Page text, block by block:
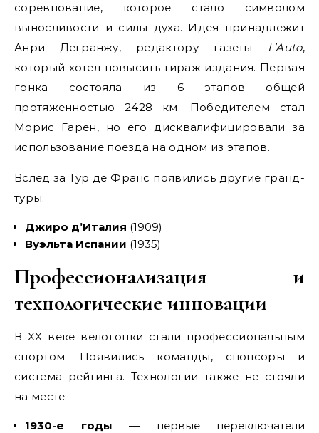
соревнование, которое стало символом
выносливости и силы духа. Идея принадлежит
Анри Дегранжу, редактору газеты L’Auto,
который хотел повысить тираж издания. Первая
гонка состояла из 6 этапов общей
протяженностью 2428 км. Победителем стал
Морис Гарен, но его дисквалифицировали за
использование поезда на одном из этапов.
Вслед за Тур де Франс появились другие гранд-
туры:
Джиро д’Италия (1909)
Вуэльта Испании (1935)
Профессионализация и
технологические инновации
В XX веке велогонки стали профессиональным
спортом. Появились команды, спонсоры и
система рейтинга. Технологии также не стояли
на месте:
1930-е годы — первые переключатели